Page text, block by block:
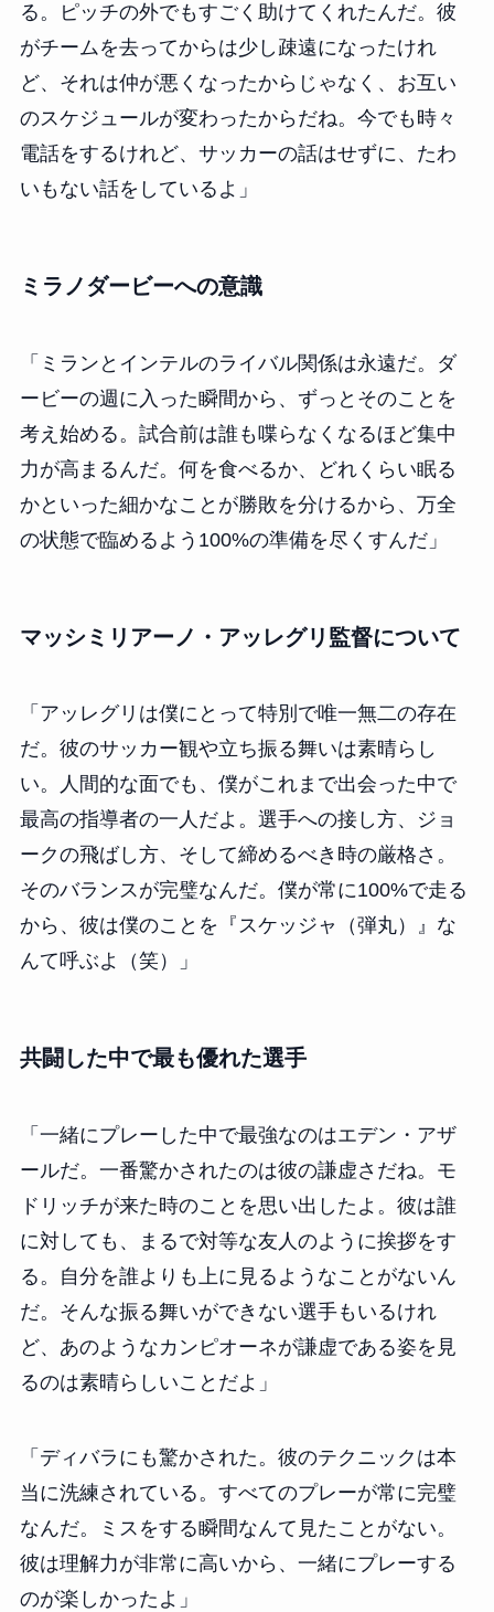
る。ピッチの外でもすごく助けてくれたんだ。彼
がチームを去ってからは少し疎遠になったけれ
ど、それは仲が悪くなったからじゃなく、お互い
のスケジュールが変わったからだね。今でも時々
電話をするけれど、サッカーの話はせずに、たわ
いもない話をしているよ」
ミラノダービーへの意識
「ミランとインテルのライバル関係は永遠だ。ダ
ービーの週に入った瞬間から、ずっとそのことを
考え始める。試合前は誰も喋らなくなるほど集中
力が高まるんだ。何を食べるか、どれくらい眠る
かといった細かなことが勝敗を分けるから、万全
の状態で臨めるよう100%の準備を尽くすんだ」
マッシミリアーノ・アッレグリ監督について
「アッレグリは僕にとって特別で唯一無二の存在
だ。彼のサッカー観や立ち振る舞いは素晴らし
い。人間的な面でも、僕がこれまで出会った中で
最高の指導者の一人だよ。選手への接し方、ジョ
ークの飛ばし方、そして締めるべき時の厳格さ。
そのバランスが完璧なんだ。僕が常に100%で走る
から、彼は僕のことを『スケッジャ（弾丸）』な
んて呼ぶよ（笑）」
共闘した中で最も優れた選手
「一緒にプレーした中で最強なのはエデン・アザ
ールだ。一番驚かされたのは彼の謙虚さだね。モ
ドリッチが来た時のことを思い出したよ。彼は誰
に対しても、まるで対等な友人のように挨拶をす
る。自分を誰よりも上に見るようなことがないん
だ。そんな振る舞いができない選手もいるけれ
ど、あのようなカンピオーネが謙虚である姿を見
るのは素晴らしいことだよ」
「ディバラにも驚かされた。彼のテクニックは本
当に洗練されている。すべてのプレーが常に完璧
なんだ。ミスをする瞬間なんて見たことがない。
彼は理解力が非常に高いから、一緒にプレーする
のが楽しかったよ」